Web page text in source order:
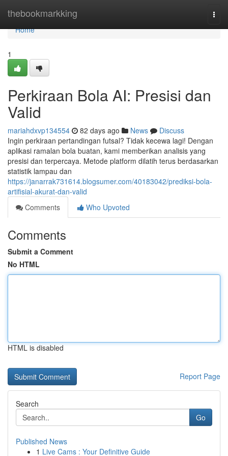
thebookmarkking
Home
Home
1
Perkiraan Bola AI: Presisi dan
Valid
mariahdxvp134554 82 days ago News
Discuss
Ingin perkiraan pertandingan futsal? Tidak kecewa lagi! Dengan
aplikasi ramalan bola buatan, kami memberikan analisis yang
presisi dan terpercaya. Metode platform dilatih terus berdasarkan
statistik lampau dan
https://janarrak731614.blogsumer.com/40183042/prediksi-bola-
artifisial-akurat-dan-valid
Comments
Who Upvoted
Comments
Submit a Comment
No HTML
HTML is disabled
Report Page
Search
Go
Published News
1 Live Cams : Your Definitive Guide